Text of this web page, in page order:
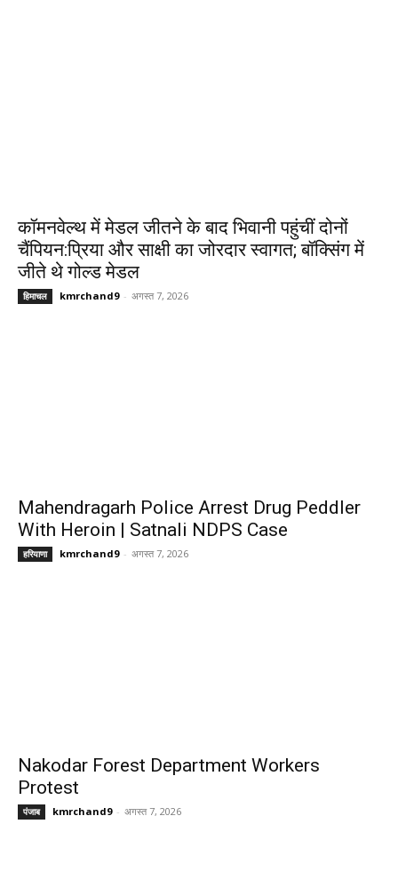
कॉमनवेल्थ में मेडल जीतने के बाद भिवानी पहुंचीं दोनों
चैंपियन:प्रिया और साक्षी का जोरदार स्वागत; बॉक्सिंग में
जीते थे गोल्ड मेडल
हिमाचल kmrchand9 - अगस्त 7, 2026
Mahendragarh Police Arrest Drug Peddler
With Heroin | Satnali NDPS Case
हरियाणा kmrchand9 - अगस्त 7, 2026
Nakodar Forest Department Workers
Protest
पंजाब kmrchand9 - अगस्त 7, 2026